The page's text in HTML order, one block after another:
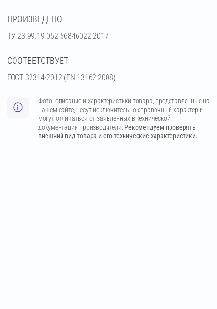
ПРОИЗВЕДЕНО
ТУ 23.99.19-052-56846022-2017
СООТВЕТСТВУЕТ
ГОСТ 32314-2012 (ЕN 13162:2008)
Фото, описание и характеристики товара, представленные на
нашем сайте, несут исключительно справочный характер и
могут отличаться от заявленных в технической
документации производителя. Рекомендуем проверять
внешний вид товара и его технические характеристики.